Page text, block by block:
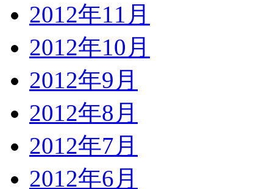
2012年11月
2012年10月
2012年9月
2012年8月
2012年7月
2012年6月